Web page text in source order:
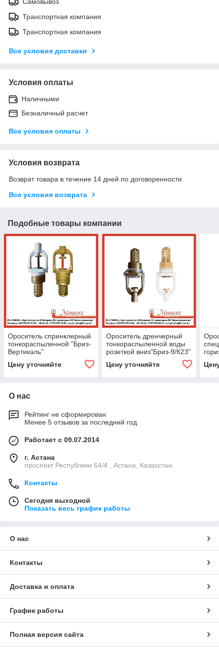
Транспортная компания
Транспортная компания
Все условия доставки
Условия оплаты
Наличными
Безналичный расчет
Все условия оплаты
Условия возврата
Возврат товара в течение 14 дней по договоренности
Все условия возврата
Подобные товары компании
Ороситель спринклерный
тонкораспыленной "Бриз-
Вертикаль"
Производитель ЗАО «ПО
«Спецавтоматика», Бийск
Цену уточняйте
Ороситель дренчерный
тонкораспыленной воды
розеткой вниз"Бриз-9/К23"
«Спецавтоматика», Бийск
Цену уточняйте
О нас
Рейтинг не сформирован
Менее 5 отзывов за последний год
Работает с 09.07.2014
г. Астана
проспект Республики 64/4 , Астана, Казахстан
Контакты
Сегодня выходной
Показать весь график работы
О нас
Контакты
Доставка и оплата
График работы
Полная версия сайта